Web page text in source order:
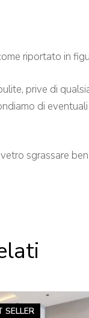
riportato in
prive di
di
sgrassare
SELLER